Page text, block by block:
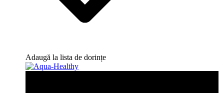
Adaugă la lista de dorințe